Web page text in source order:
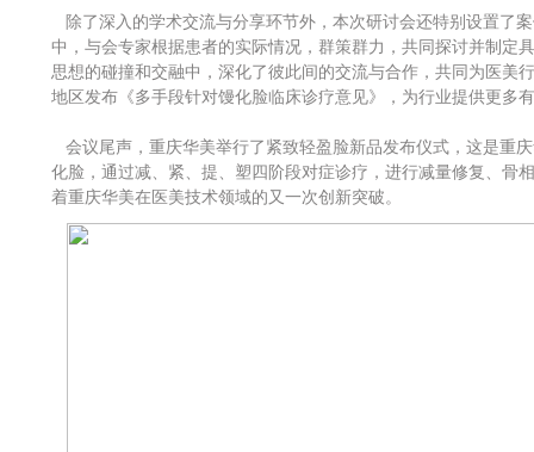
除了深入的学术交流与分享环节外，本次研讨会还特别设置了
中，与会专家根据患者的实际情况，群策群力，共同探讨并制定
思想的碰撞和交融中，深化了彼此间的交流与合作，共同为医美
地区发布《多手段针对馒化脸临床诊疗意见》，为行业提供更多
会议尾声，重庆华美举行了紧致轻盈脸新品发布仪式，这是重
化脸，通过减、紧、提、塑四阶段对症诊疗，进行减量修复、骨
着重庆华美在医美技术领域的又一次创新突破。